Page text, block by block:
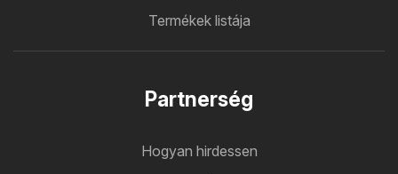
Termékek listája
Partnerség
Hogyan hirdessen